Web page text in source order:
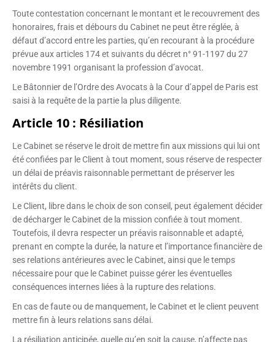
Toute contestation concernant le montant et le recouvrement des
honoraires, frais et débours du Cabinet ne peut être réglée, à
défaut d’accord entre les parties, qu’en recourant à la procédure
prévue aux articles 174 et suivants du décret n° 91-1197 du 27
novembre 1991 organisant la profession d’avocat.
Le Bâtonnier de l’Ordre des Avocats à la Cour d’appel de Paris est
saisi à la requête de la partie la plus diligente.
Article 10 : Résiliation
Le Cabinet se réserve le droit de mettre fin aux missions qui lui ont
été confiées par le Client à tout moment, sous réserve de respecter
un délai de préavis raisonnable permettant de préserver les
intérêts du client.
Le Client, libre dans le choix de son conseil, peut également décider
de décharger le Cabinet de la mission confiée à tout moment.
Toutefois, il devra respecter un préavis raisonnable et adapté,
prenant en compte la durée, la nature et l’importance financière de
ses relations antérieures avec le Cabinet, ainsi que le temps
nécessaire pour que le Cabinet puisse gérer les éventuelles
conséquences internes liées à la rupture des relations.
En cas de faute ou de manquement, le Cabinet et le client peuvent
mettre fin à leurs relations sans délai.
La résiliation anticipée, quelle qu’en soit la cause, n’affecte pas